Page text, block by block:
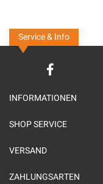
Service & Info
INFORMATIONEN
SHOP SERVICE
VERSAND
ZAHLUNGSARTEN